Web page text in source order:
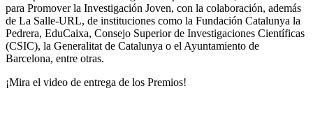
para Promover la Investigación Joven, con la colaboración, además
de La Salle-URL, de instituciones como la Fundación Catalunya la
Pedrera, EduCaixa, Consejo Superior de Investigaciones Científicas
(CSIC), la Generalitat de Catalunya o el Ayuntamiento de
Barcelona, entre otras.
¡Mira el video de entrega de los Premios!